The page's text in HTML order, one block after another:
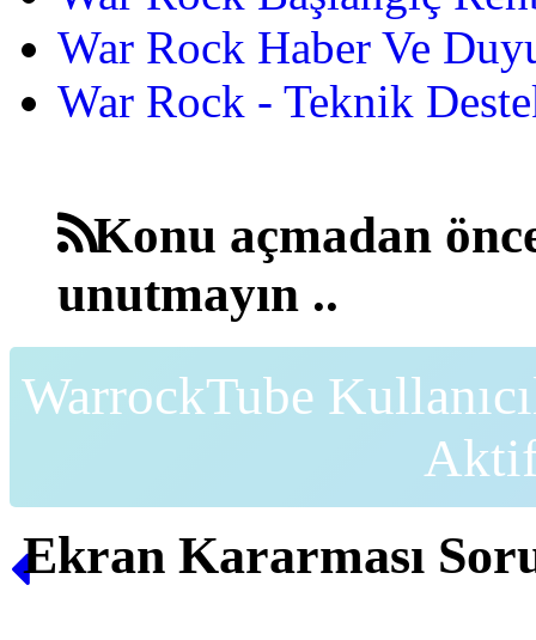
War Rock Haber Ve
War Rock - Teknik
Konu açmadan
unutmayın ..
WarrockTube
Ekran Kararması